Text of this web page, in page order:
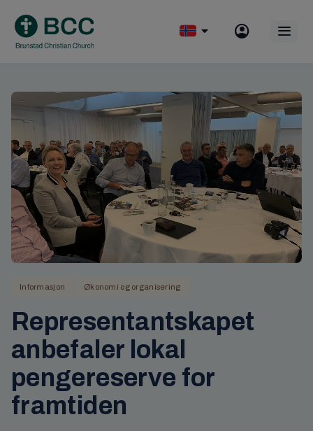
content
Informasjon Økonomi og organisering
Representantskapet
anbefaler lokal
pengereserve for
framtiden